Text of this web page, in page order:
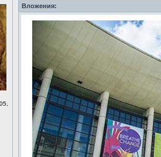
Вложения: